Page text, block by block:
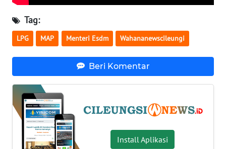
Tag:
LPG MAP Menteri Esdm Wahananewscileungi
Beri Komentar
Install Aplikasi
WN
KALTENG
WN
WN
KALSEL
WN
KALTIM